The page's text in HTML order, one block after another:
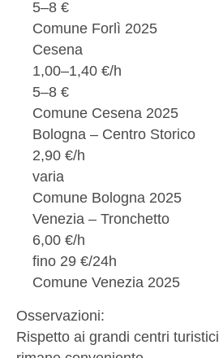
5–8 €
Comune Forlì 2025
Cesena
1,00–1,40 €/h
5–8 €
Comune Cesena 2025
Bologna – Centro Storico
2,90 €/h
varia
Comune Bologna 2025
Venezia – Tronchetto
6,00 €/h
fino 29 €/24h
Comune Venezia 2025
Osservazioni:
Rispetto ai grandi centri